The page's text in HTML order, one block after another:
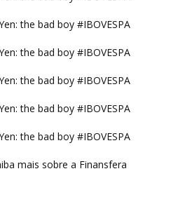
the bad boy #IBOVESPA
the bad boy #IBOVESPA
the bad boy #IBOVESPA
the bad boy #IBOVESPA
the bad boy #IBOVESPA
mais sobre a Finansfera